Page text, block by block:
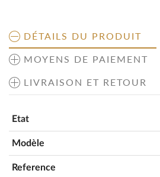
DÉTAILS DU PRODUIT
MOYENS DE PAIEMENT
LIVRAISON ET RETOUR
Etat
Modèle
Reference